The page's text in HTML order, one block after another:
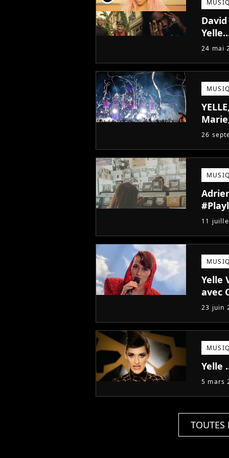
24 mai
26
11
Yelle
avec
23 juin
Yelle
5 mars
TOUTES